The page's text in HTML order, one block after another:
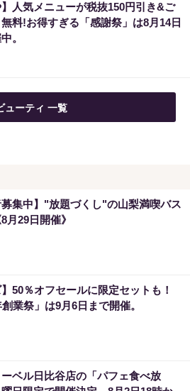
ト6はこの方法で買え!!６つの数字が
』する方法
社MURA）
株価はこうやって動いていく」世
を見せた天才が暴露
てたい方限定】もう外れるの、終
せんか
社デジタルファーム ）
社デジタルファーム ）
】人気メニューが税抜150円引き&ご
料!お得すぎる「感謝祭」は8月14日
。
ューティ 一覧
募集中】"放題づくし"の山梨満喫バス
月29日開催》
】50％オフセールに限定セットも！
創業祭」は9月6日まで開催。
ベル日比谷店の「パフェ食べ放